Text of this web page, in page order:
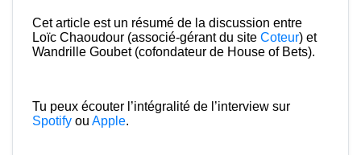
Cet article est un résumé de la discussion entre
Loïc Chaoudour (associé-gérant du site Coteur) et
Wandrille Goubet (cofondateur de House of Bets).
Tu peux écouter l’intégralité de l’interview sur
Spotify ou Apple.